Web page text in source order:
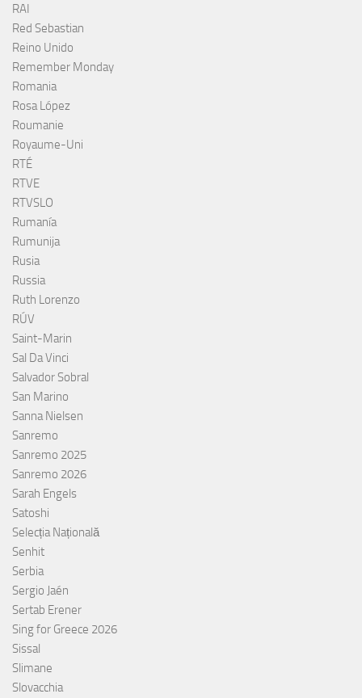
RAI
Red Sebastian
Reino Unido
Remember Monday
Romania
Rosa López
Roumanie
Royaume-Uni
RTÉ
RTVE
RTVSLO
Rumanía
Rumunija
Rusia
Russia
Ruth Lorenzo
RÚV
Saint-Marin
Sal Da Vinci
Salvador Sobral
San Marino
Sanna Nielsen
Sanremo
Sanremo 2025
Sanremo 2026
Sarah Engels
Satoshi
Selecția Națională
Senhit
Serbia
Sergio Jaén
Sertab Erener
Sing for Greece 2026
Sissal
Slimane
Slovacchia